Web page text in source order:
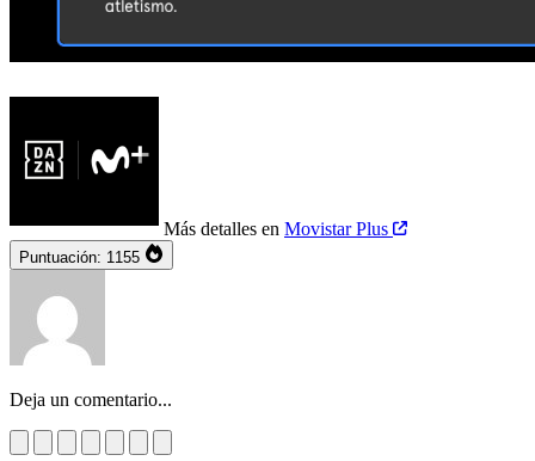
Más detalles en Movistar Plus
Puntuación: 1155
Deja un comentario...